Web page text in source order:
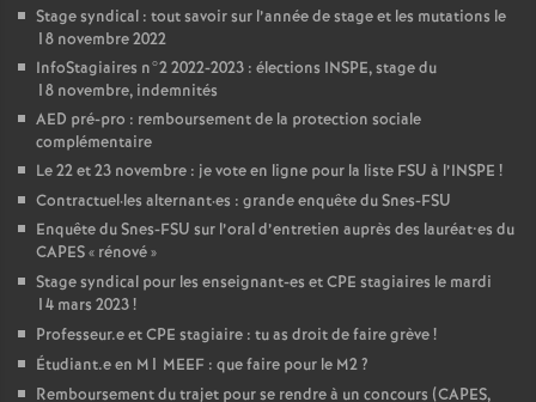
Stage syndical : tout savoir sur l’année de stage et les mutations le
18 novembre 2022
InfoStagiaires n°2 2022-2023 : élections INSPE, stage du
18 novembre, indemnités
AED pré-pro : remboursement de la protection sociale
complémentaire
Le 22 et 23 novembre : je vote en ligne pour la liste FSU à l’INSPE !
Contractuel·les alternant·es : grande enquête du Snes-FSU
Enquête du Snes-FSU sur l’oral d’entretien auprès des lauréat•es du
CAPES« rénové»
Stage syndical pour les enseignant-es etCPE stagiaires le mardi
14 mars 2023!
Professeur.e etCPE stagiaire : tu as droit de faire grève!
Étudiant.e en M1 MEEF : que faire pour le M2?
Remboursement du trajet pour se rendre à un concours (CAPES,